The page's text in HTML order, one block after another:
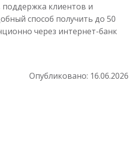
клиентов и
способ получить до 50
через интернет-банк
Опубликовано: 16.06.2026